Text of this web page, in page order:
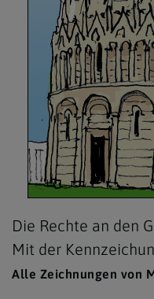
Die Rechte an den
Mit der
Alle Zeichnungen von